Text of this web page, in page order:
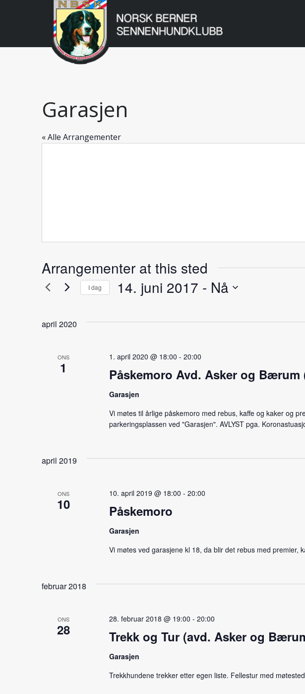
Norsk
Berner
Garasjen
« Alle Arrangementer
Arrangementer at this sted
I dag 14. juni 2017 - Nå
april 2020
ONS
1 Påskemoro Avd. Asker og Bærum
1. april 2020 @ 18:00 - 20:00
Garasjen
Vi møtes til årlige påskemoro med rebus, kaffe og kaker og
parkeringsplassen ved "Garasjen". AVLYST pga.
april 2019
ONS
10 Påskemoro
10. april 2019 @ 18:00 - 20:00
Garasjen
Vi møtes ved garasjene kl 18, da blir det rebus med premier,
februar 2018
ONS
28 Trekk og Tur (avd. Asker og
28. februar 2018 @ 19:00 - 20:00
Garasjen
Trekkhundene trekker etter egen liste. Fellestur med